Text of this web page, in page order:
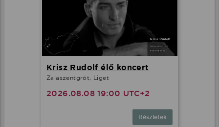
Krisz Rudolf élő koncert
Zalaszentgrót, Liget
2026.08.08 19:00 UTC+2
Részletek